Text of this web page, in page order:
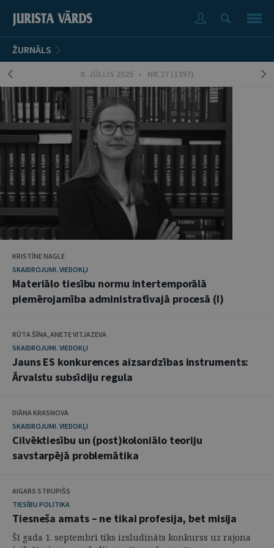
ŽURNĀLS
8. JŪLIJS 2025 • NR.27 (1397)
KRISTĪNE NAGLE
SKAIDROJUMI. VIEDOKĻI
Materiālo tiesību normu intertemporālā
piemērojamība administratīvajā procesā (I)
RŪTA ŠĪNA, ANETE VITJAZEVA
SKAIDROJUMI. VIEDOKĻI
Jauns ES konkurences aizsardzības instruments:
Ārvalstu subsīdiju regula
DIĀNA KRASNOVA
SKAIDROJUMI. VIEDOKĻI
Cilvēktiesību un (post)koloniālo teoriju
savstarpējā problemātika
AIGARS STRUPIŠS
TIESĪBU POLITIKA
Tiesneša amats – ne tikai profesija, bet misija
Šī gada 1. septembrī tiks izsludināts konkurss uz rajona